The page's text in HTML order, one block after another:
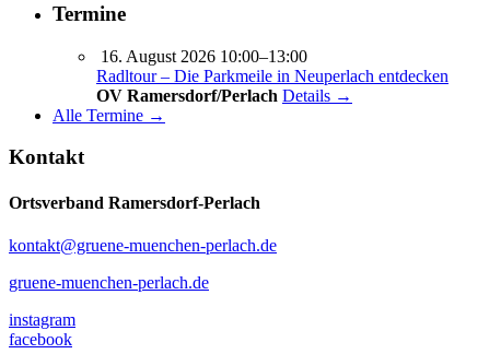
Termine
16. August 2026 10:00–13:00
Radltour – Die Parkmeile in Neuperlach entdecken
OV Ramersdorf/Perlach Details →
Alle Termine →
Kontakt
Ortsverband Ramersdorf-Perlach
kontakt@gruene-muenchen-perlach.de
gruene-muenchen-perlach.de
instagram
facebook